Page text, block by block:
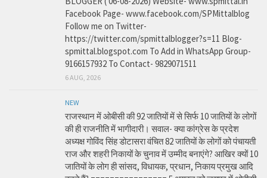
Facebook Page- www.facebook.com/SPMittalblog
Follow me on Twitter-
https://twitter.com/spmittalblogger?s=11 Blog-
spmittal.blogspot.com To Add in WhatsApp Group-
9166157932 To Contact- 9829071511
6 AUG, 2026
NEW
राजस्थान में ओबीसी की 92 जातियों में से सिर्फ 10 जातियों के लोगों
की ही राजनीति में भागीदारी। सवाल- क्या कांग्रेस के प्रदेश
अध्यक्ष गोविंद सिंह डोटासरा वंचित 82 जातियों के लोगों को पंचायती
राज और शहरी निकायों के चुनाव में उम्मीद बनाएंगे? आखिर क्यों 10
जातियों के लोग ही सांसद, विधायक, प्रधान, निकाय प्रमुख आदि